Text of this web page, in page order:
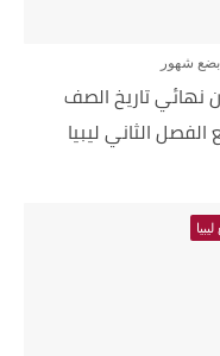
شهور
نهائي تاريخ الصف
الفصل الثاني ليبيا